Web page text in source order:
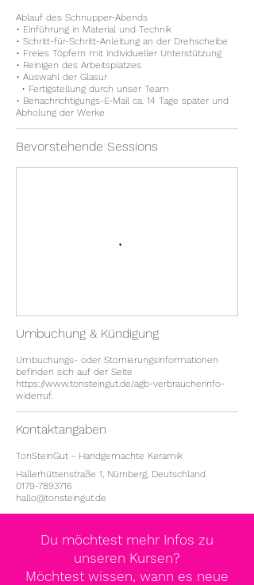
Ablauf des Schnupper-Abends
• Einführung in Material und Technik
• Schritt-für-Schritt-Anleitung an der Drehscheibe
• Freies Töpfern mit individueller Unterstützung
• Reinigen des Arbeitsplatzes
• Auswahl der Glasur
• Fertigstellung durch unser Team
• Benachrichtigungs-E-Mail ca. 14 Tage später und
Abholung der Werke
Bevorstehende Sessions
Umbuchung & Kündigung
Umbuchungs- oder Stornierungsinformationen
befinden sich auf der Seite
https://www.tonsteingut.de/agb-verbraucherinfo-
widerruf.
Kontaktangaben
TonSteinGut - Handgemachte Keramik
Hallerhüttenstraße 1, Nürnberg, Deutschland
0179-7893716
hallo@tonsteingut.de
Du möchtest mehr Infos zu
unseren Kursen?
Möchtest wissen, wann es neue